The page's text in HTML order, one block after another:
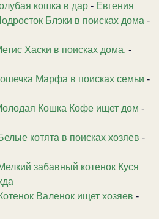
кошка в дар - Евгения
Блэки в поисках дома -
Хаски в поисках дома. -
Марфа в поисках семьи -
Кошка Кофе ищет дом -
котята в поисках хозяев -
забавный котенок Куся
Валенок ищет хозяев -